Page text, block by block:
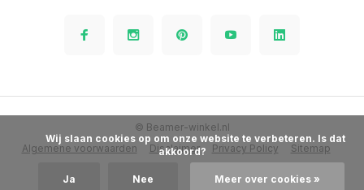
Algemene voorwaarden Disclaimer Privacy Policy Sitemap
© Beamer-winkel.nl
akkoord?
Ja Nee Meer over cookies »